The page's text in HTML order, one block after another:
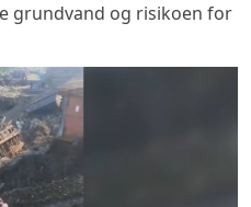
grundvand og risikoen for